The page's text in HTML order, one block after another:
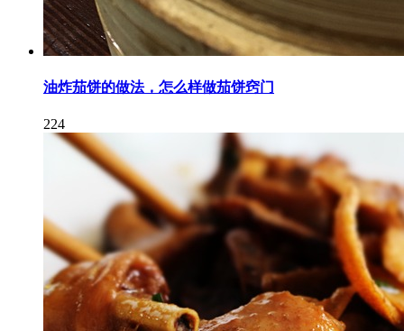
油炸茄饼的做法，怎么样做茄饼窍门
224